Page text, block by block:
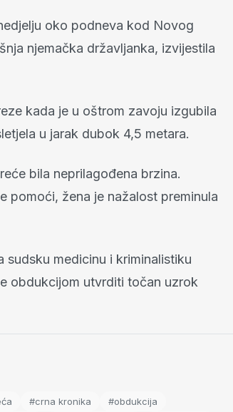
oko podneva kod Novog
njemačka državljanka, izvijestila
kada je u oštrom zavoju izgubila
u jarak dubok 4,5 metara.
bila neprilagođena brzina.
pomoći, žena je nažalost preminula
sudsku medicinu i kriminalistiku
obdukcijom utvrditi točan uzrok
#crna kronika
#obdukcija